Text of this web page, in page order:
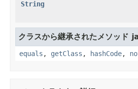
String
クラスから継承されたメソッ
equals , getClass , hashCode,